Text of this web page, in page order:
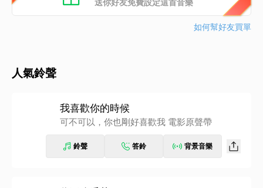
如何幫好友買單
人氣鈴聲
我喜歡你的時候
可不可以，你也剛好喜歡我 電影原聲帶
鈴聲 答鈴 背景音樂